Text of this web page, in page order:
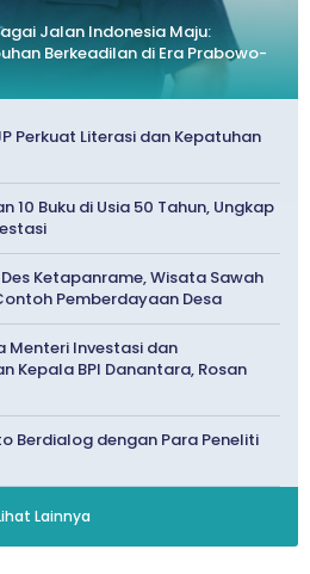
Jalan Indonesia Maju:
Berkeadilan di Era Prabowo-
Perkuat Literasi dan Kepatuhan
10 Buku di Usia 50 Tahun, Ungkap
Ketapanrame, Wisata Sawah
Pemberdayaan Desa
Menteri Investasi dan
Kepala BPI Danantara, Rosan
Berdialog dengan Para Peneliti
Lainnya